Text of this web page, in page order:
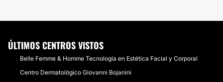
ÚLTIMOS CENTROS VISTOS
Belle Femme & Homme Tecnología en Estética Facial y Corporal
Centro Dermatológico Giovanni Bojanini